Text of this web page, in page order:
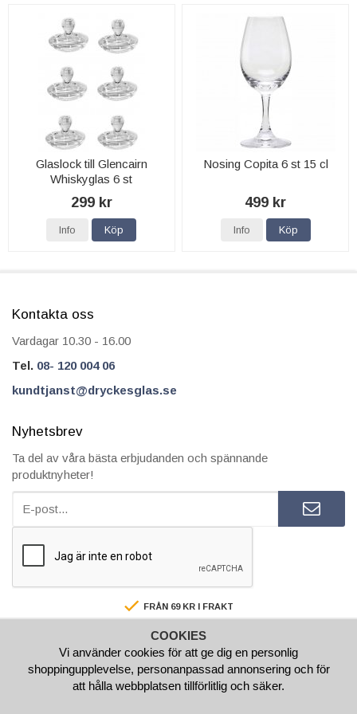
Glaslock till Glencairn
Whiskyglas 6 st
299 kr
Info Köp
Nosing Copita 6 st 15 cl
499 kr
Info Köp
Kontakta oss
Vardagar 10.30 - 16.00
Tel. 08- 120 004 06
kundtjanst@dryckesglas.se
Nyhetsbrev
Ta del av våra bästa erbjudanden och spännande
produktnyheter!
FRÅN 69 KR I FRAKT
FAKTURA/AVBETALNING
SNABBA LEVERANSER
BESTÄLL INNAN 15.00 SÅ SKICKAR VI SAMMA VARDAG
COOKIES
Vi använder cookies för att ge dig en personlig
shoppingupplevelse, personanpassad annonsering och för
att hålla webbplatsen tillförlitlig och säker.